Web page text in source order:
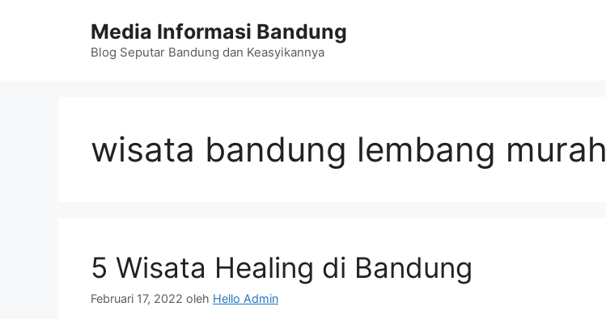
Media Informasi Bandung
Blog Seputar Bandung dan Keasyikannya
wisata bandung lembang murah
5 Wisata Healing di Bandung
Februari 17, 2022 oleh Hello Admin